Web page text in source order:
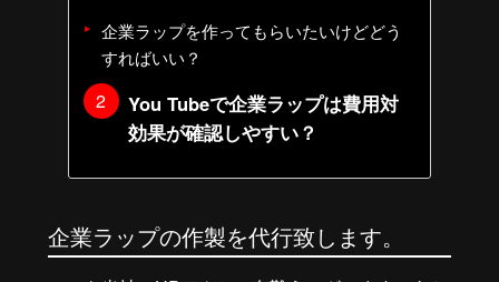
企業ラップを作ってもらいたいけどどう
すればいい？
You Tubeで企業ラップは費用対
効果が確認しやすい？
企業ラップの作製を代行致します。